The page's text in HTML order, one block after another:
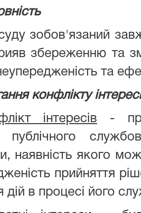
суду зобов'язаний
збереженню та
та
конфлікту
інтересів -
публічного
наявність якого
прийняття
дій в процесі його